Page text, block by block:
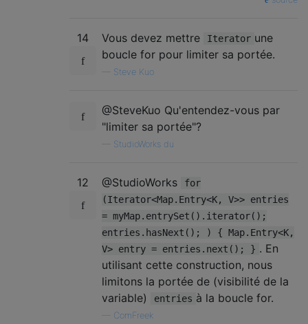
14 Vous devez mettre Iterator une
boucle for pour limiter sa portée.
Steve Kuo
@SteveKuo Qu'entendez-vous par
"limiter sa portée"?
StudioWorks du
12 @StudioWorks
for
(Iterator<Map.Entry<K, V>> entries
= myMap.entrySet().iterator();
entries.hasNext(); ) { Map.Entry<K,
V> entry = entries.next(); } . En
utilisant cette construction, nous
limitons la portée de (visibilité de la
variable)
entries à la boucle for.
ComFreek